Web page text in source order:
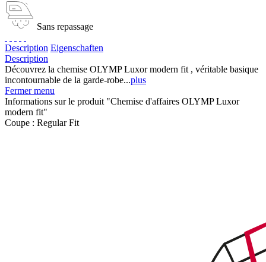
Sans repassage
Description Eigenschaften
Description
Découvrez la chemise OLYMP Luxor modern fit , véritable basique
incontournable de la garde-robe...plus
Fermer menu
Informations sur le produit "Chemise d'affaires OLYMP Luxor
modern fit"
Coupe : Regular Fit